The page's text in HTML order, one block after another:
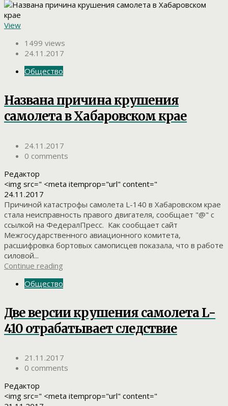
View
1499 views
24.11.2017
Общество
Названа причина крушения
самолета в Хабаровском крае
24.11.2017
0 comments
Редактор
<img src=" <meta itemprop="url" content="
24.11.2017
Причиной катастрофы самолета L-140 в Хабаровском крае
стала неисправность правого двигателя, сообщает "@" с
ссылкой на ФедералПресс. Как сообщает сайт
Межгосударственного авиационного комитета,
расшифровка бортовых самописцев показала, что в работе
силовой...
Continue reading
Общество
Две версии крушения самолета L-
410 отрабатывает следствие
21.11.2017
0 comments
Редактор
<img src=" <meta itemprop="url" content="